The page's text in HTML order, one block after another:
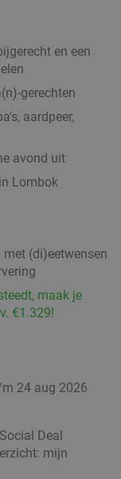
Regulier
€59
aan het
1 min. directions_walk
Regulier
€21
Za
Zo
1 min.
en een
gerechten
aardpeer,
avond uit
Lombok
(di)eetwensen
maak je
€1.329!
24 aug 2026
Deal
mijn